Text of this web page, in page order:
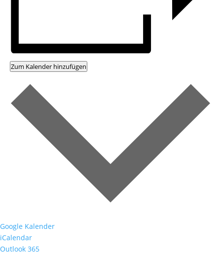
Zum Kalender hinzufügen
Google Kalender
iCalendar
Outlook 365